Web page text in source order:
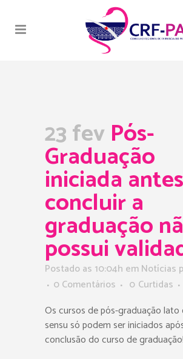
23 fev Pós-
Graduação
iniciada
concluir a
graduação
possui
Postado as 10:04h emNotícias
0 Comentários
0 Curtidas
Os cursos de pós-graduação
sensu só podem ser iniciados
conclusão do curso de graduação!